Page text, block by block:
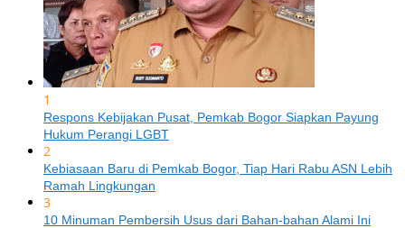
1
Respons Kebijakan Pusat, Pemkab Bogor Siapkan Payung
Hukum Perangi LGBT
2
Kebiasaan Baru di Pemkab Bogor, Tiap Hari Rabu ASN Lebih
Ramah Lingkungan
3
10 Minuman Pembersih Usus dari Bahan-bahan Alami Ini